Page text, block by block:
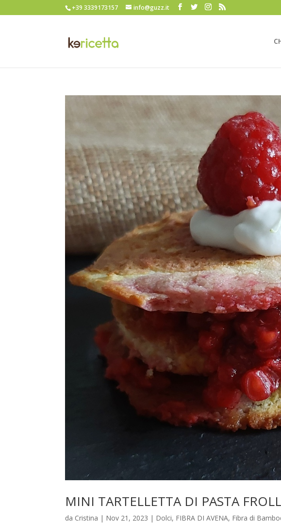
+39 3339173157 info@guzz.it
MINI TARTELLETTA DI PASTA
da Cristina | Nov 21, 2023 | Dolci, FIBRA DI AVENA, Fibra di